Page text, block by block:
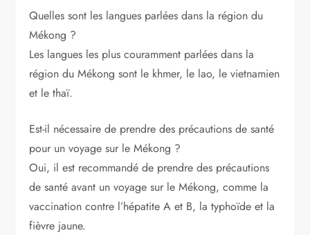
Quelles sont les langues parlées dans la région du
Mékong ?
Les langues les plus couramment parlées dans la
région du Mékong sont le khmer, le lao, le vietnamien
et le thaï.
Est-il nécessaire de prendre des précautions de santé
pour un voyage sur le Mékong ?
Oui, il est recommandé de prendre des précautions
de santé avant un voyage sur le Mékong, comme la
vaccination contre l’hépatite A et B, la typhoïde et la
fièvre jaune.